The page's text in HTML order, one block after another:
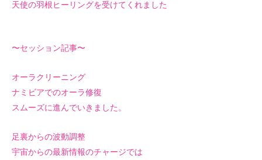
天使の羽根ヒーリングを受けてくれました
〜セッション記事〜
オーラクリーニング
ナミビアでのオーラ修復
スムーズに進んでいきました。
足裏からの波動調整
宇宙からの最新情報のチャージでは